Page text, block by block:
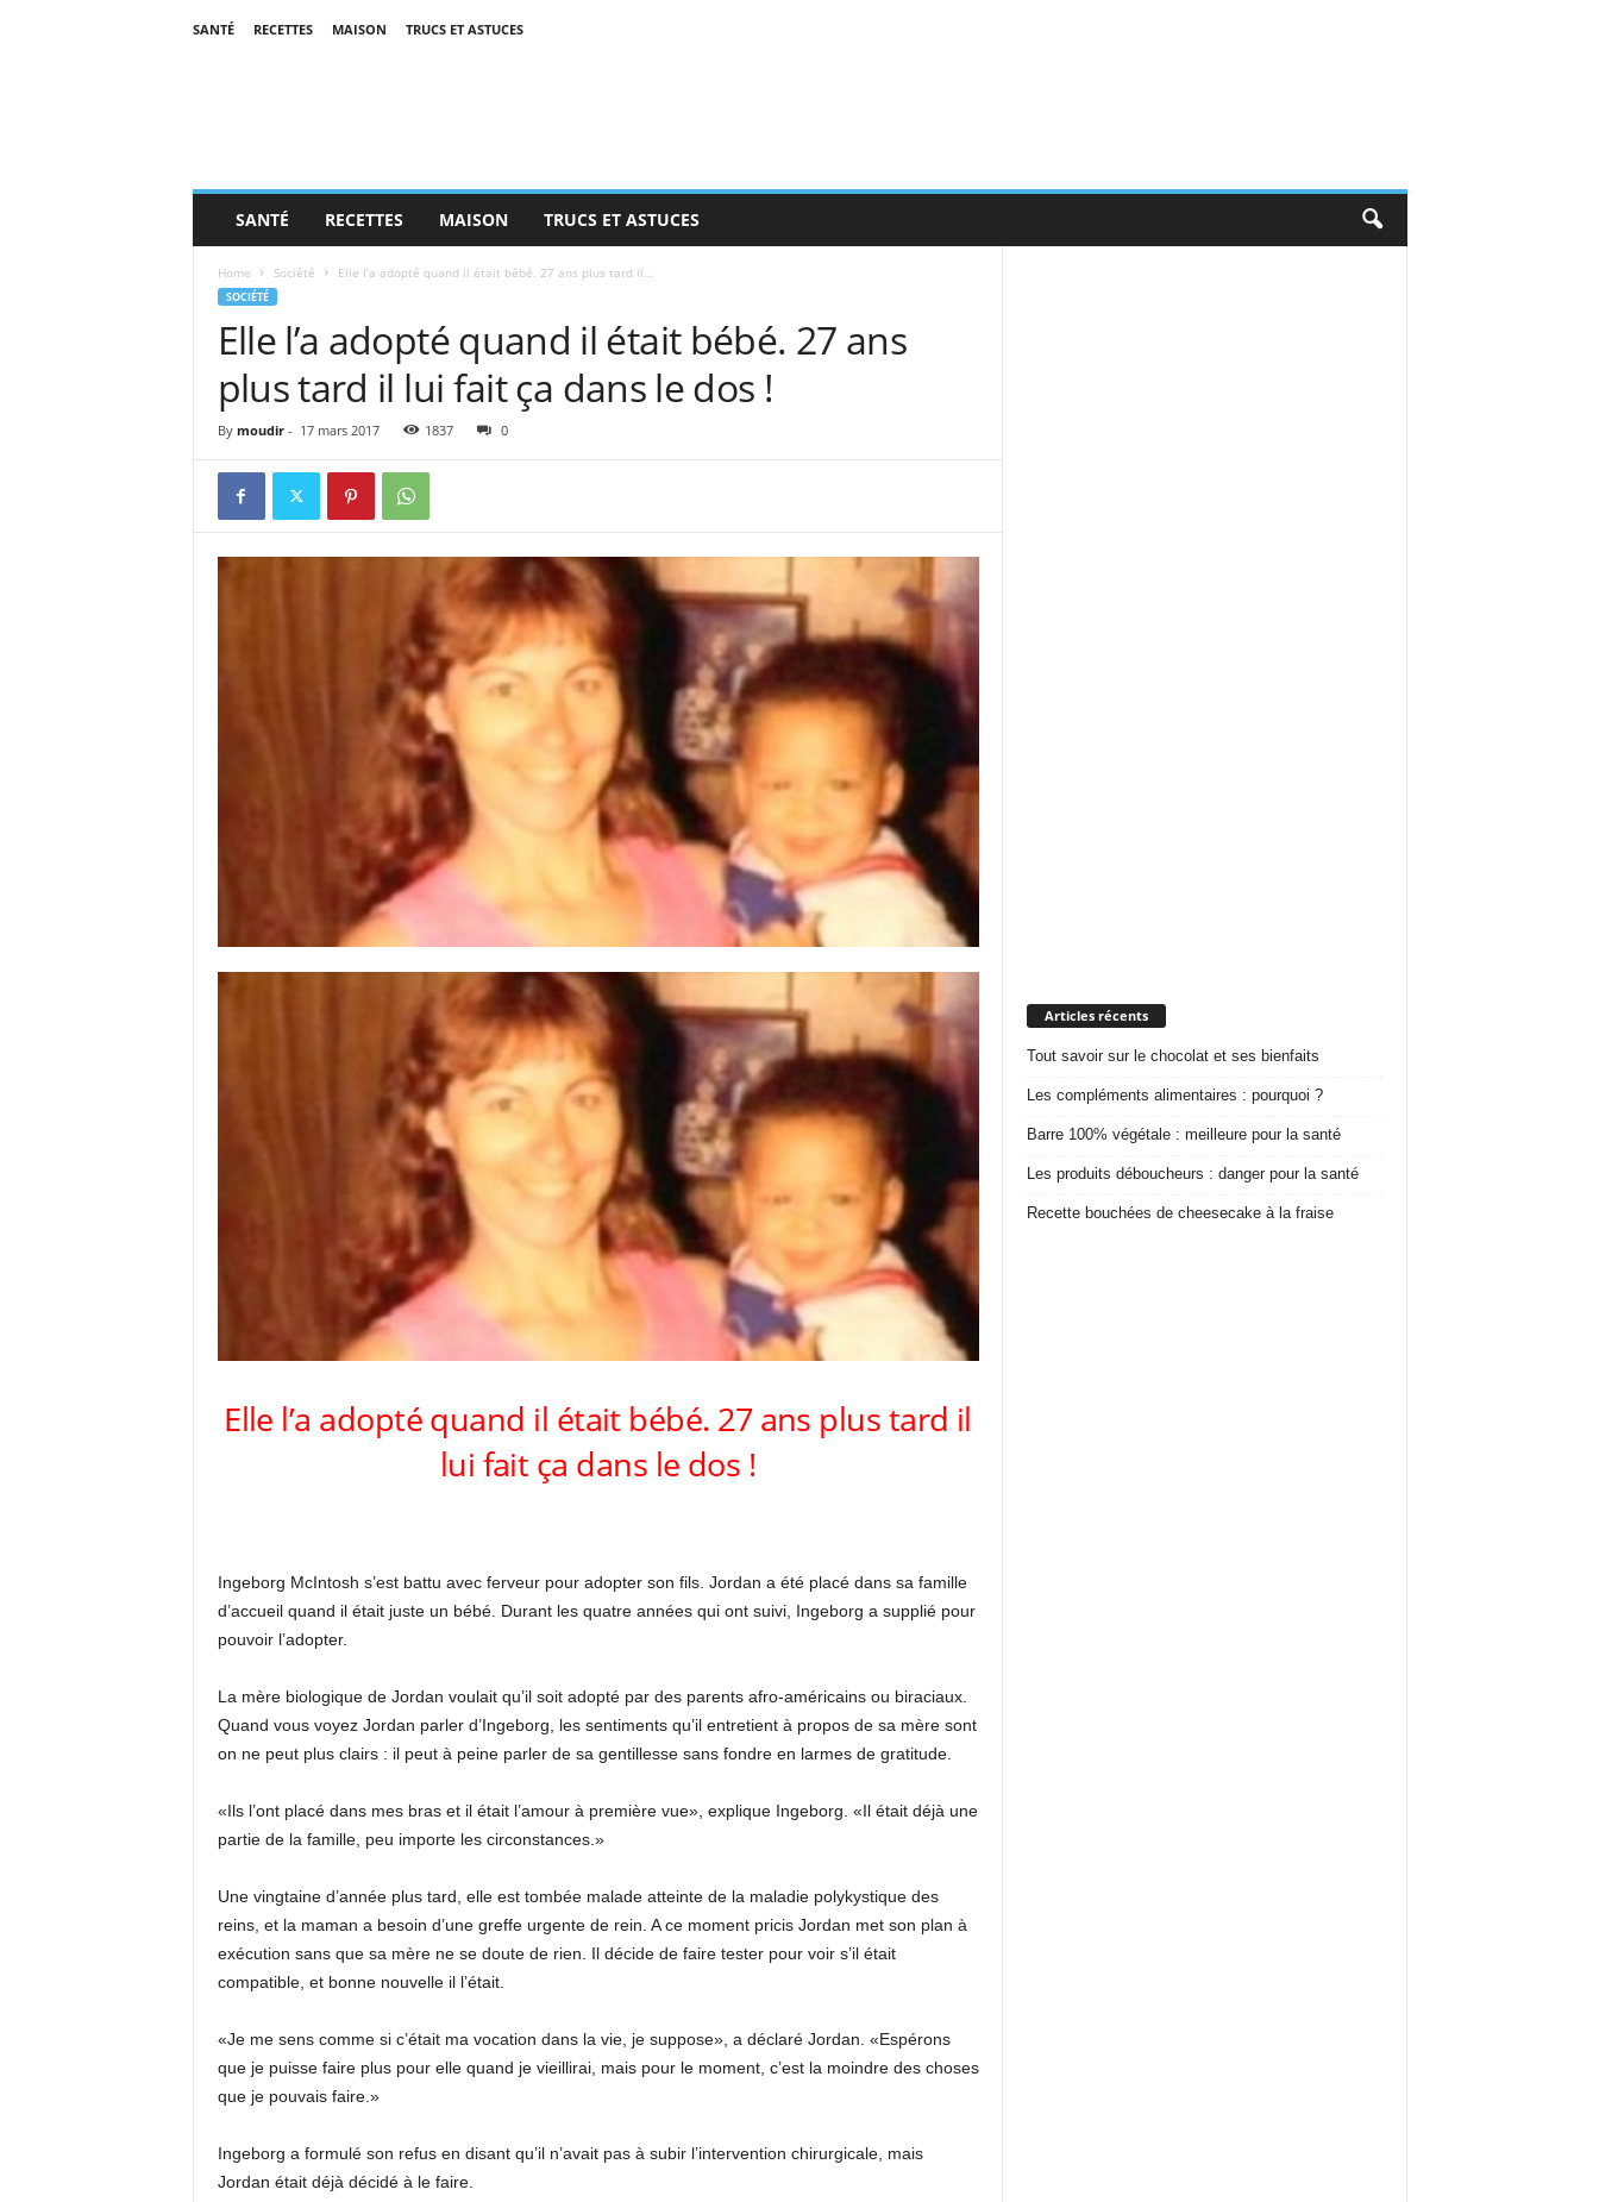
SANTÉ RECETTES MAISON TRUCS ET ASTUCES
SANTÉ RECETTES MAISON TRUCS ET ASTUCES
Home Société Elle l’a adopté quand il était bébé. 27 ans plus tard il...
SOCIÉTÉ
Elle l’a adopté quand il était bébé. 27 ans
plus tard il lui fait ça dans le dos !
By moudir- 17 mars 2017 1837 0
Elle l’a adopté quand il était bébé. 27 ans plus tard il
lui fait ça dans le dos !
Ingeborg McIntosh s’est battu avec ferveur pour adopter son fils. Jordan a été placé dans sa famille
d’accueil quand il était juste un bébé. Durant les quatre années qui ont suivi, Ingeborg a supplié pour
pouvoir l’adopter.
La mère biologique de Jordan voulait qu’il soit adopté par des parents afro-américains ou biraciaux.
Quand vous voyez Jordan parler d’Ingeborg, les sentiments qu’il entretient à propos de sa mère sont
on ne peut plus clairs : il peut à peine parler de sa gentillesse sans fondre en larmes de gratitude.
«Ils l’ont placé dans mes bras et il était l’amour à première vue», explique Ingeborg. «Il était déjà une
partie de la famille, peu importe les circonstances.»
Une vingtaine d’année plus tard, elle est tombée malade atteinte de la maladie polykystique des
reins, et la maman a besoin d’une greffe urgente de rein. A ce moment pricis Jordan met son plan à
exécution sans que sa mère ne se doute de rien. Il décide de faire tester pour voir s’il était
compatible, et bonne nouvelle il l’était.
«Je me sens comme si c’était ma vocation dans la vie, je suppose», a déclaré Jordan. «Espérons
que je puisse faire plus pour elle quand je vieillirai, mais pour le moment, c’est la moindre des choses
que je pouvais faire.»
Ingeborg a formulé son refus en disant qu’il n’avait pas à subir l’intervention chirurgicale, mais
Jordan était déjà décidé à le faire.
Articles récents
Tout savoir sur le chocolat et ses bienfaits
Les compléments alimentaires : pourquoi ?
Barre 100% végétale : meilleure pour la santé
Les produits déboucheurs : danger pour la santé
Recette bouchées de cheesecake à la fraise